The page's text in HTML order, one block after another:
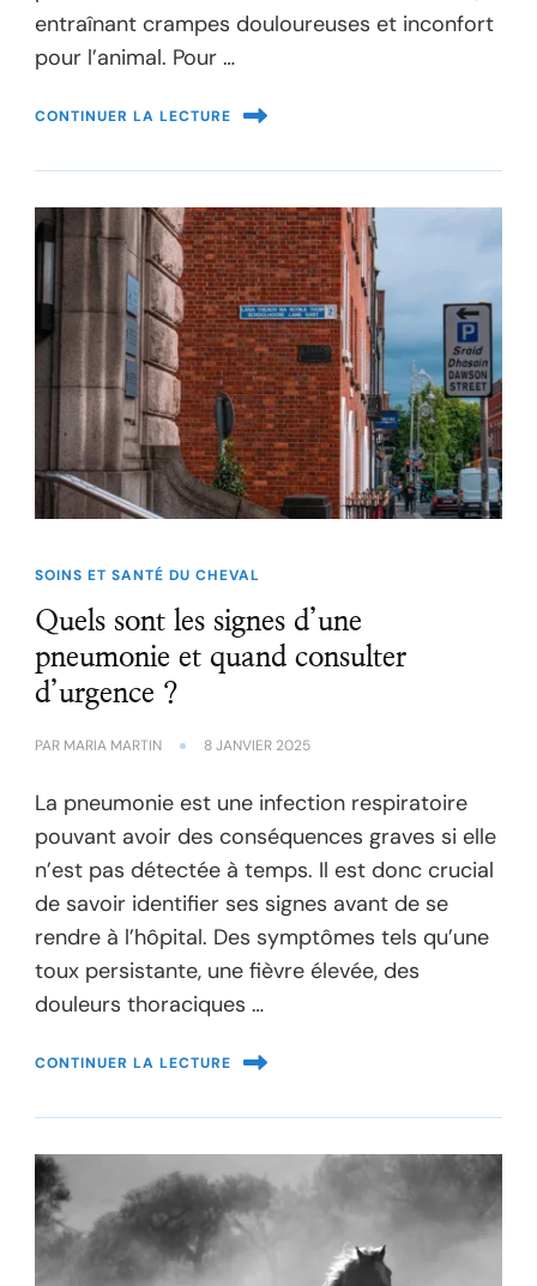
entraînant crampes douloureuses et inconfort
pour l’animal. Pour …
CONTINUER LA LECTURE
SOINS ET SANTÉ DU CHEVAL
Quels sont les signes d’une
pneumonie et quand consulter
d’urgence ?
PAR MARIA MARTIN 8 JANVIER 2025
La pneumonie est une infection respiratoire
pouvant avoir des conséquences graves si elle
n’est pas détectée à temps. Il est donc crucial
de savoir identifier ses signes avant de se
rendre à l’hôpital. Des symptômes tels qu’une
toux persistante, une fièvre élevée, des
douleurs thoraciques …
CONTINUER LA LECTURE